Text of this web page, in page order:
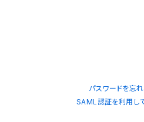
パスワードを忘
SAML認証を利用し